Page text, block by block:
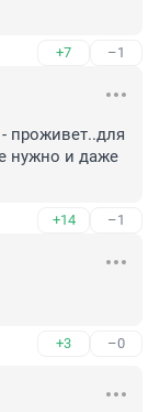
+7 –1
проживет..для
нужно и даже
+14 –1
+3 –0